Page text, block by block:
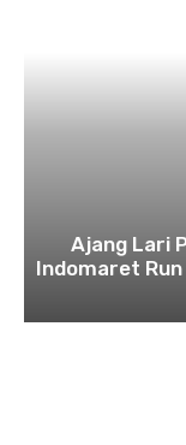
Ajang Lari
Indomaret